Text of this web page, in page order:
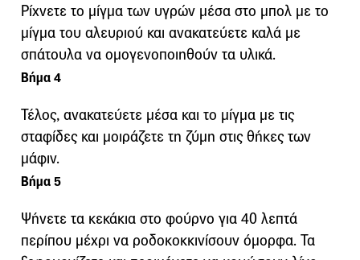
Ρίχνετε το μίγμα των υγρών μέσα στο μπολ με το
μίγμα του αλευριού και ανακατεύετε καλά με
σπάτουλα να ομογενοποιηθούν τα υλικά.
Βήμα 4
Τέλος, ανακατεύετε μέσα και το μίγμα με τις
σταφίδες και μοιράζετε τη ζύμη στις θήκες των
μάφιν.
Βήμα 5
Ψήνετε τα κεκάκια στο φούρνο για 40 λεπτά
περίπου μέχρι να ροδοκοκκινίσουν όμορφα. Τα